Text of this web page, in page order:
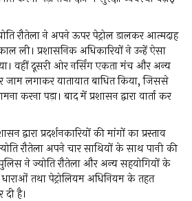
रौतेला ने अपने ऊपर पेट्रोल डालकर आत्मदाह
ली। प्रशासनिक अधिकारियों ने उन्हें ऐसा
वहीं दूसरी ओर नर्सिंग एकता मंच और अन्य
लगाकर यातायात बाधित किया, जिससे
करना पड़ा। बाद में प्रशासन द्वारा वार्ता कर
द्वारा प्रदर्शनकारियों की मांगों का प्रस्ताव
रौतेला अपने चार साथियों के साथ पानी की
ने ज्योति रौतेला और अन्य सहयोगियों के
तथा पेट्रोलियम अधिनियम के तहत
है।